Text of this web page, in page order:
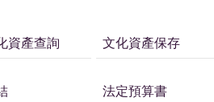
資產查詢 文化資產保存
法定預算書